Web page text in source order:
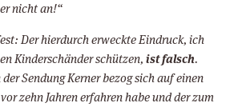
nicht an!“
Der hierdurch erweckte Eindruck, ich
Kinderschänder schützen, ist falsch.
Sendung Kerner bezog sich auf einen
zehn Jahren erfahren habe und der zum